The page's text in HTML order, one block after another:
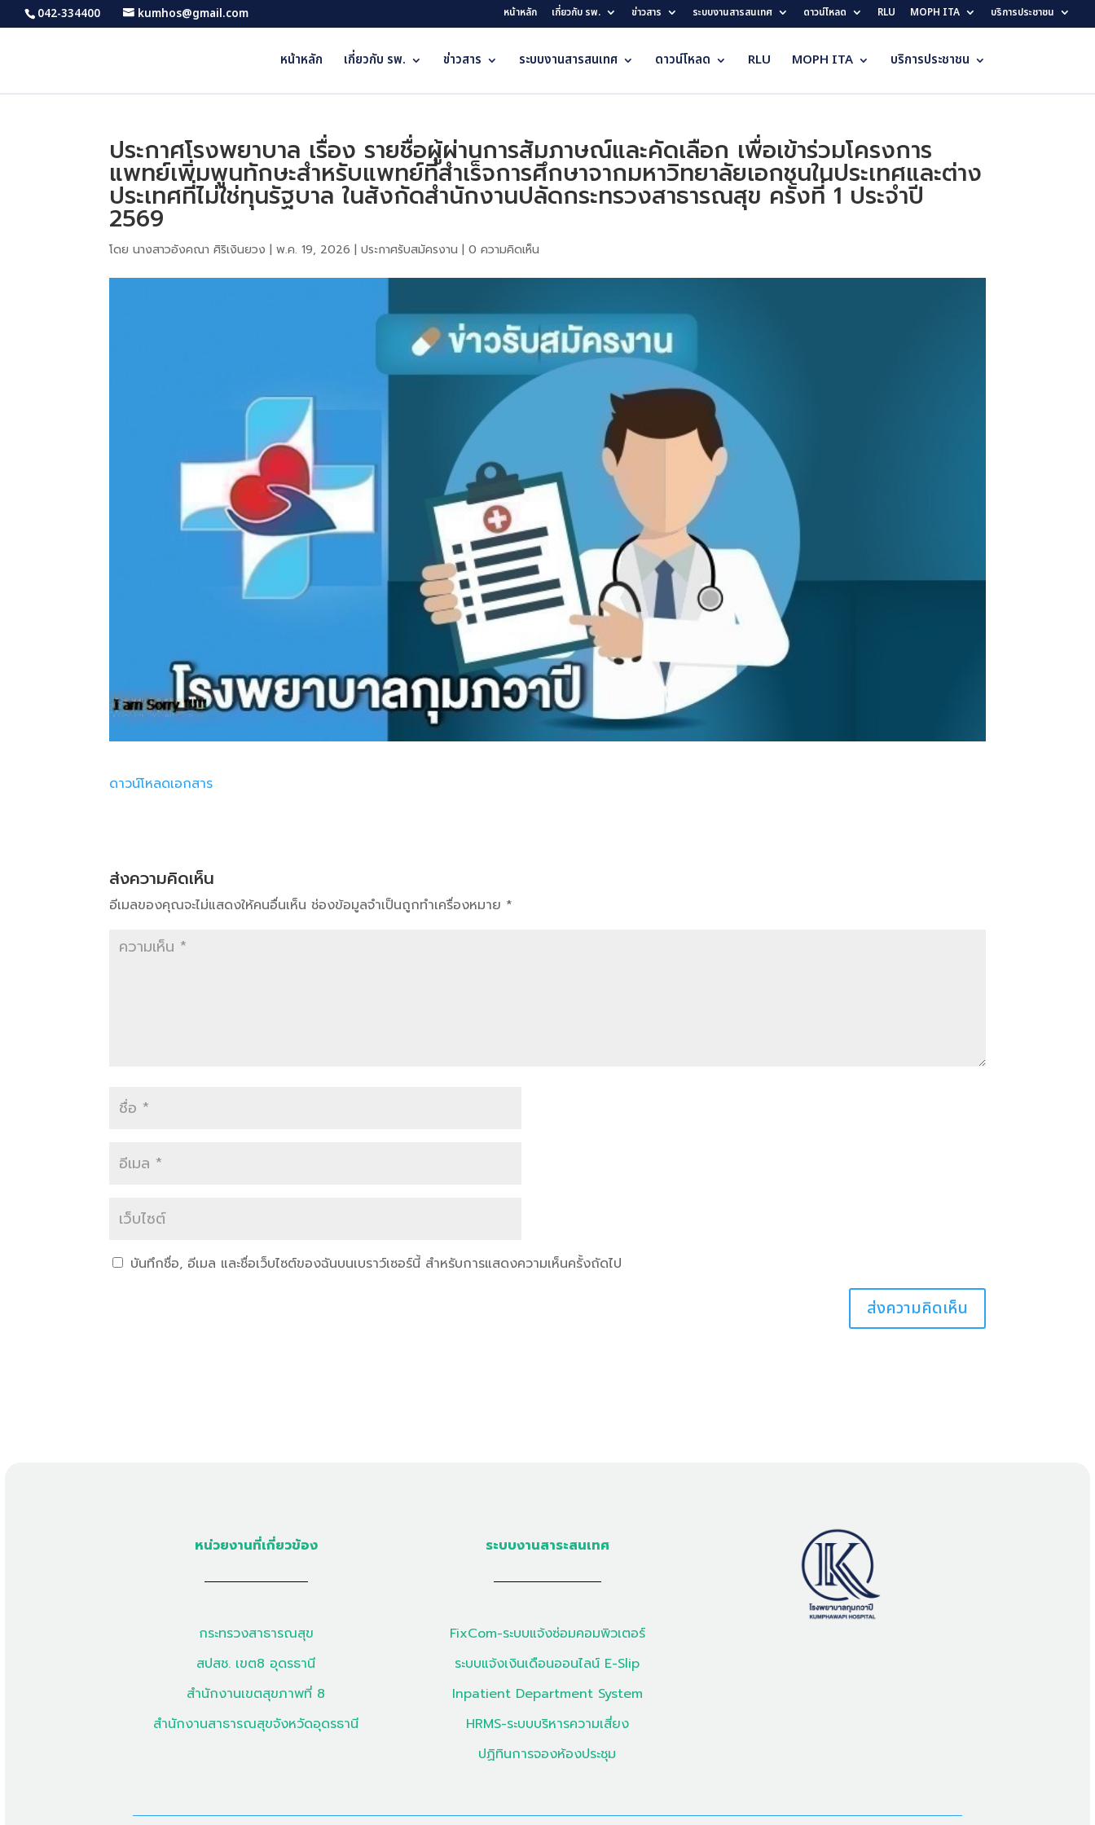
042-334400 kumhos@gmail.com หน้าหลัก เกี่ยวกับ รพ. ข่าวสาร ระบบงานสารสนเทศ ดาวน์โหลด RLU MOPH ITA บริการประชาชน
หน้าหลัก เกี่ยวกับ รพ. ข่าวสาร ระบบงานสารสนเทศ ดาวน์โหลด RLU MOPH ITA บริการประชาชน
ประกาศโรงพยาบาล เรื่อง รายชื่อผู้ผ่านการสัมภาษณ์และคัดเลือก เพื่อเข้าร่วมโครงการ
แพทย์เพิ่มพูนทักษะสำหรับแพทย์ที่สำเร็จการศึกษาจากมหาวิทยาลัยเอกชนในประเทศและต่าง
ประเทศที่ไม่ใช่ทุนรัฐบาล ในสังกัดสำนักงานปลัดกระทรวงสาธารณสุข ครั้งที่ 1 ประจำปี
2569
โดยนางสาวอังคณา ศิริเงินยวง |พ.ค. 19, 2026 |ประกาศรับสมัครงาน |0 ความคิดเห็น
ดาวน์โหลดเอกสาร
ส่งความคิดเห็น
อีเมลของคุณจะไม่แสดงให้คนอื่นเห็น ช่องข้อมูลจำเป็นถูกทำเครื่องหมาย *
บันทึกชื่อ, อีเมล และชื่อเว็บไซต์ของฉันบนเบราว์เซอร์นี้ สำหรับการแสดงความเห็นครั้งถัดไป
หน่วยงานที่เกี่ยวข้อง
กระทรวงสาธารณสุข
สปสช. เขต8 อุดรธานี
สำนักงานเขตสุขภาพที่ 8
สำนักงานสาธารณสุขจังหวัดอุดรธานี
ระบบงานสาระสนเทศ
FixCom-ระบบแจ้งซ่อมคอมพิวเตอร์
ระบบแจ้งเงินเดือนออนไลน์ E-Slip
Inpatient Department System
HRMS-ระบบบริหารความเสี่ยง
ปฏิทินการจองห้องประชุม